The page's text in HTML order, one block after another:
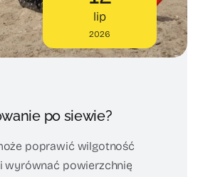
lip
2026
po siewie?
poprawić wilgotność
wyrównać powierzchnię